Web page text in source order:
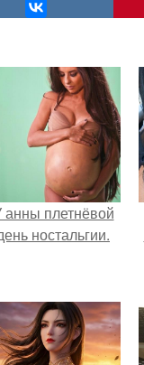
анны плетнёвой
ностальгии.